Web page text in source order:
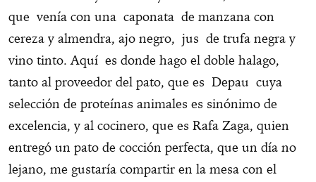
que venía con una caponata de manzana con
cereza y almendra, ajo negro, jus de trufa negra y
vino tinto. Aquí es donde hago el doble halago,
tanto al proveedor del pato, que es Depau cuya
selección de proteínas animales es sinónimo de
excelencia, y al cocinero, que es Rafa Zaga, quien
entregó un pato de cocción perfecta, que un día no
lejano, me gustaría compartir en la mesa con el